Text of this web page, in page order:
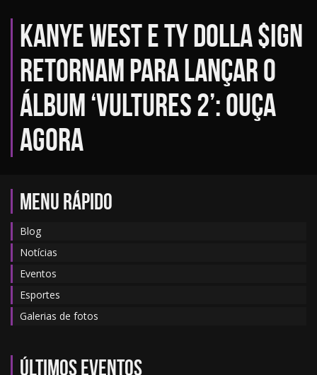
Kanye West e Ty Dolla $ign
retornam para lançar o
álbum ‘Vultures 2’: Ouça
agora
MENU RÁPIDO
Blog
Notícias
Eventos
Esportes
Galerias de fotos
Últimos eventos